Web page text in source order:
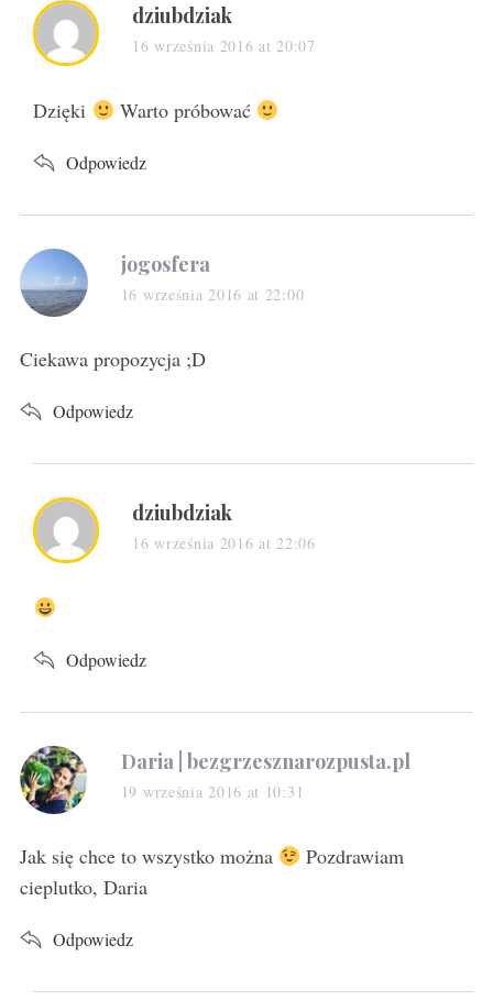
s
a
s
dziubdziak
16 września 2016 at 20:07
Dzięki Warto próbować
Odpowiedz
s
a
s
jogosfera
16 września 2016 at 22:00
Ciekawa propozycja ;D
Odpowiedz
s
a
dziubdziak
16 września 2016 at 22:06
Odpowiedz
s
a
s
:
Daria | bezgrzesznarozpusta.pl
19 września 2016 at 10:31
Jak się chce to wszystko można
Pozdrawiam
cieplutko, Daria
Odpowiedz